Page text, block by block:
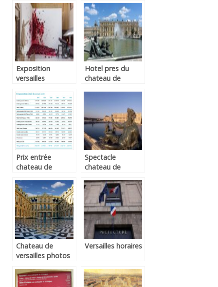
Exposition
versailles
Hotel pres du
chateau de
Prix entrée
chateau de
Spectacle
chateau de
Chateau de
versailles photos
Versailles horaires